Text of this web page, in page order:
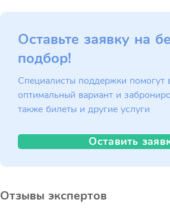
Оставьте заявку на
подбор!
Специалисты поддержки помогут
оптимальный вариант и
также билеты и другие услуги
Оставить
Отзывы экспертов